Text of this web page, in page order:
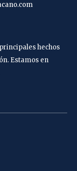
hechos
Estamos en